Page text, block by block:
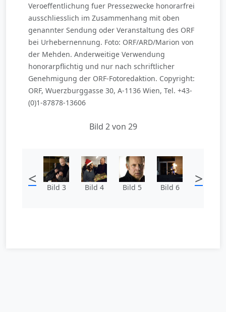
Veroeffentlichung fuer Pressezwecke honorarfrei
ausschliesslich im Zusammenhang mit oben
genannter Sendung oder Veranstaltung des ORF
bei Urhebernennung. Foto: ORF/ARD/Marion von
der Mehden. Anderweitige Verwendung
honorarpflichtig und nur nach schriftlicher
Genehmigung der ORF-Fotoredaktion. Copyright:
ORF, Wuerzburggasse 30, A-1136 Wien, Tel. +43-
(0)1-87878-13606
Bild 2 von 29
< Bild 3 Bild 4 Bild 5 Bild 6 >